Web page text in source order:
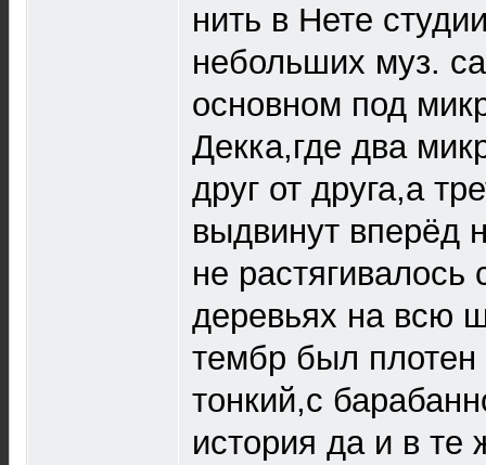
нить в Нете
небольших муз.
основном под
Декка,где два
друг от друга,а
выдвинут вперёд
не
деревьях на всю
тембр был плотен
тонкий,с
история да и в те